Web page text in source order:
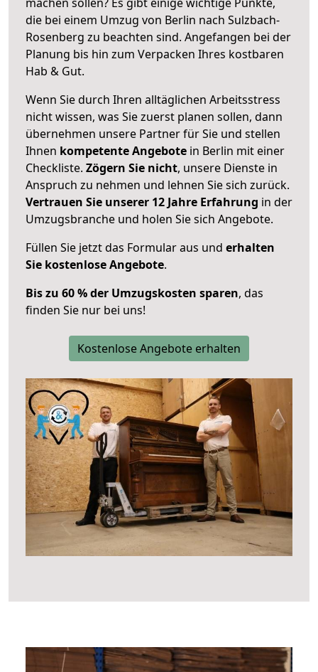
die bei einem Umzug von Berlin nach Sulzbach-
Rosenberg zu beachten sind. Angefangen bei der
Planung bis hin zum Verpacken Ihres kostbaren
Hab & Gut.
Wenn Sie durch Ihren alltäglichen Arbeitsstress
nicht wissen, was Sie zuerst planen sollen, dann
übernehmen unsere Partner für Sie und stellen
Ihnen kompetente Angebote in Berlin mit einer
Checkliste. Zögern Sie nicht, unsere Dienste in
Anspruch zu nehmen und lehnen Sie sich zurück.
Vertrauen Sie unserer 12 Jahre Erfahrung in der
Umzugsbranche und holen Sie sich Angebote.
Füllen Sie jetzt das Formular aus und erhalten
Sie kostenlose Angebote.
Bis zu 60 % der Umzugskosten sparen, das
finden Sie nur bei uns!
Kostenlose Angebote erhalten